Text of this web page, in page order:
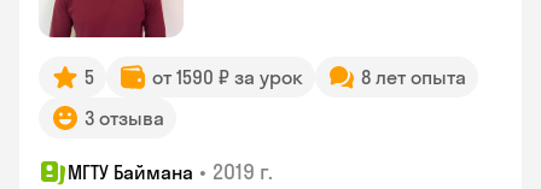
5 от 1590 ₽ за урок
8 лет опыта
3 отзыва
МГТУ Баймана • 2019 г.